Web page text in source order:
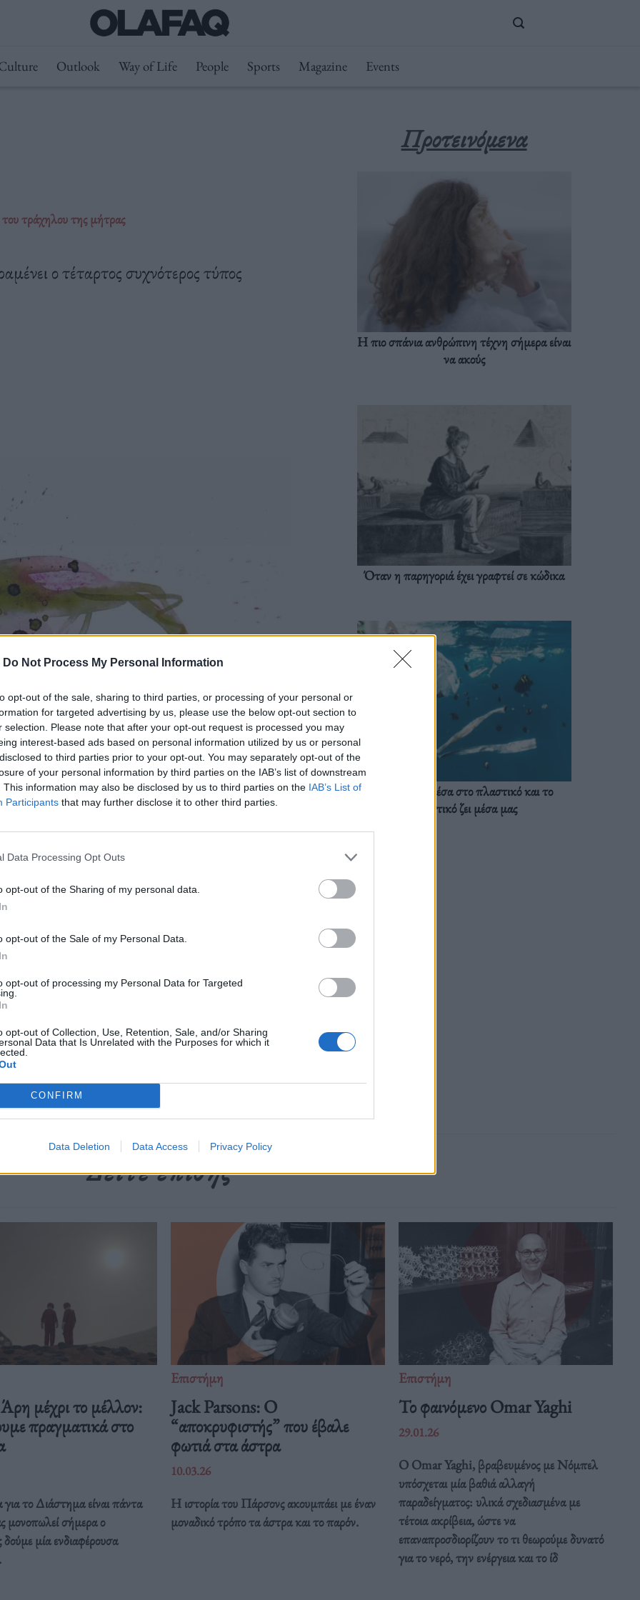
Do Not Process My Personal Information
opt-out of the sale, sharing to third parties, or processing of your personal or
for targeted advertising by us, please use the below opt-out section to
selection. Please note that after your opt-out request is processed you may
interest-based ads based on personal information utilized by us or personal
to third parties prior to your opt-out. You may separately opt-out of the
of your personal information by third parties on the IAB’s list of downstream
This information may also be disclosed by us to third parties on the IAB’s List of
Participants that may further disclose it to other third parties.
Data Processing Opt Outs
opt-out of the Sharing of my personal data.
opt-out of the Sale of my Personal Data.
opt-out of processing my Personal Data for Targeted
opt-out of Collection, Use, Retention, Sale, and/or Sharing
Data that Is Unrelated with the Purposes for which it
CONFIRM
Data Deletion Data Access Privacy Policy
Outlook Way of Life People Sports Magazine Events
του τράχηλου της μήτρας
ο τέταρτος συχνότερος τύπος
ο τέταρτος συχνότερος τύπος
→
Προτεινόμενα
Η πιο σπάνια ανθρώπινη τέχνη σήμερα είναι
να ακούς
Όταν η παρηγοριά έχει γραφτεί σε κώδικα
Ζούμε ήδη μέσα στο πλαστικό και το
πλαστικό ζει μέσα μας
Δείτε επίσης
μέχρι το μέλλον:
πραγματικά στο
το Διάστημα είναι πάντα
μονοπωλεί σήμερα ο
μία ενδιαφέρουσα
Επιστήμη
Jack Parsons: O
“αποκρυφιστής” που έβαλε
φωτιά στα άστρα
10.03.26
Η ιστορία του Πάρσονς ακουμπάει με έναν
μοναδικό τρόπο τα άστρα και το παρόν.
Επιστήμη
Το φαινόμενο Omar Yaghi
29.01.26
Ο Omar Yaghi, βραβευμένος με Νόμπελ
υπόσχεται μία βαθιά αλλαγή
παραδείγματος: υλικά σχεδιασμένα με
τέτοια ακρίβεια, ώστε να
επαναπροσδιορίζουν το τι θεωρούμε δυνατό
για το νερό, την ενέργεια και το ίδ